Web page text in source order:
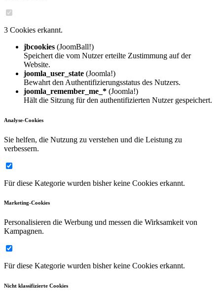
3 Cookies erkannt.
jbcookies (JoomBall!)
Speichert die vom Nutzer erteilte Zustimmung auf der
Website.
joomla_user_state (Joomla!)
Bewahrt den Authentifizierungsstatus des Nutzers.
joomla_remember_me_* (Joomla!)
Hält die Sitzung für den authentifizierten Nutzer gespeichert.
Analyse-Cookies
Sie helfen, die Nutzung zu verstehen und die Leistung zu
verbessern.
Für diese Kategorie wurden bisher keine Cookies erkannt.
Marketing-Cookies
Personalisieren die Werbung und messen die Wirksamkeit von
Kampagnen.
Für diese Kategorie wurden bisher keine Cookies erkannt.
Nicht klassifizierte Cookies